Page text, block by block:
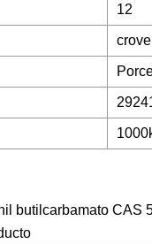
12
crovell
butilcarbamato CAS